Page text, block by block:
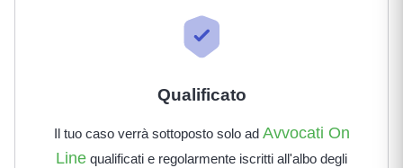
Qualificato
Il tuo caso verrà sottoposto solo ad Avvocati On
Line qualificati e regolarmente iscritti all'albo degli